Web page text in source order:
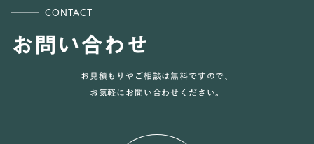
CONTACT
お問い合わせ
お見積もりやご相談は無料ですので、
お気軽にお問い合わせください。